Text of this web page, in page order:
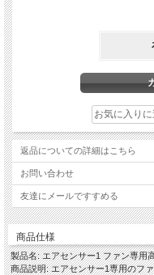
返品についての詳細はこちら
お問い合わせ
友達にメールですすめる
商品仕様
製品名: エアセンサー1 ファン専用
商品説明: エアセンサー1専用のフ